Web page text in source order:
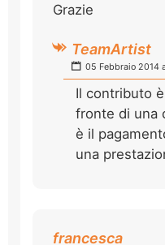
Grazie
TeamArtist
05 Febbraio 2014
Il contributo
fronte di una
è il
una
francesca